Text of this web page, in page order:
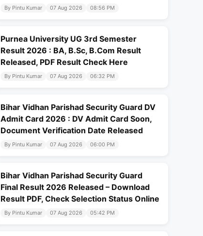
By Pintu Kumar 07 Aug 2026 08:56 PM
Purnea University UG 3rd Semester
Result 2026 : BA, B.Sc, B.Com Result
Released, PDF Result Check Here
By Pintu Kumar 07 Aug 2026 06:32 PM
Bihar Vidhan Parishad Security Guard DV
Admit Card 2026 : DV Admit Card Soon,
Document Verification Date Released
By Pintu Kumar 07 Aug 2026 06:00 PM
Bihar Vidhan Parishad Security Guard
Final Result 2026 Released – Download
Result PDF, Check Selection Status Online
By Pintu Kumar 07 Aug 2026 05:42 PM